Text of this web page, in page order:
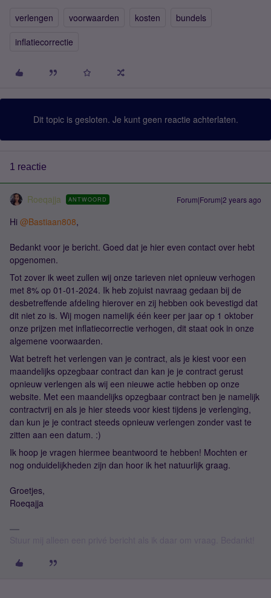
verlengen voorwaarden kosten
bundels
inflatiecorrectie
Dit topic is gesloten. Je kunt geen reactie achterlaten.
1 reactie
Roeqajja ANTWOORD Forum|Forum|2 years ago
Hi @Bastiaan808,
Bedankt voor je bericht. Goed dat je hier even contact over hebt
opgenomen.
Tot zover ik weet zullen wij onze tarieven niet opnieuw verhogen
met 8% op 01-01-2024. Ik heb zojuist navraag gedaan bij de
desbetreffende afdeling hierover en zij hebben ook bevestigd dat
dit niet zo is. Wij mogen namelijk één keer per jaar op 1 oktober
onze prijzen met inflatiecorrectie verhogen, dit staat ook in onze
algemene voorwaarden.
Wat betreft het verlengen van je contract, als je kiest voor een
maandelijks opzegbaar contract dan kan je je contract gerust
opnieuw verlengen als wij een nieuwe actie hebben op onze
website. Met een maandelijks opzegbaar contract ben je namelijk
contractvrij en als je hier steeds voor kiest tijdens je verlenging,
dan kun je je contract steeds opnieuw verlengen zonder vast te
zitten aan een datum. :)
Ik hoop je vragen hiermee beantwoord te hebben! Mochten er
nog onduidelijkheden zijn dan hoor ik het natuurlijk graag.
Groetjes,
Roeqajja